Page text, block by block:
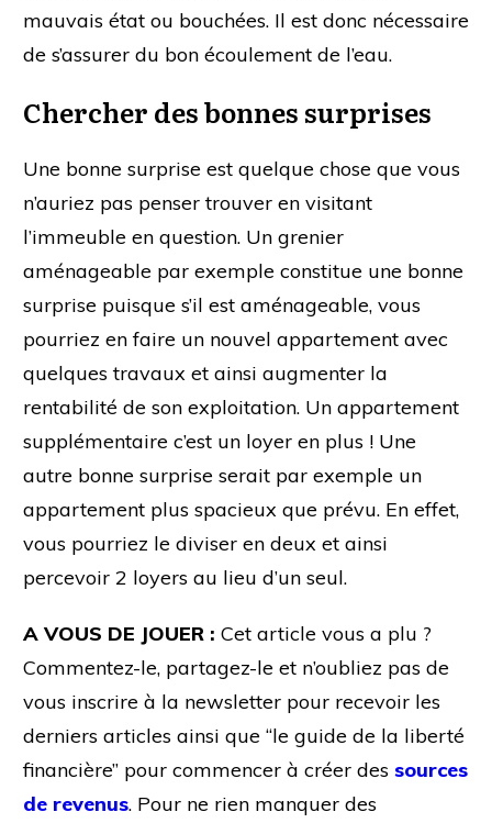
mauvais état ou bouchées. Il est donc nécessaire
de s’assurer du bon écoulement de l’eau.
Chercher des bonnes surprises
Une bonne surprise est quelque chose que vous
n’auriez pas penser trouver en visitant
l’immeuble en question. Un grenier
aménageable par exemple constitue une bonne
surprise puisque s’il est aménageable, vous
pourriez en faire un nouvel appartement avec
quelques travaux et ainsi augmenter la
rentabilité de son exploitation. Un appartement
supplémentaire c’est un loyer en plus ! Une
autre bonne surprise serait par exemple un
appartement plus spacieux que prévu. En effet,
vous pourriez le diviser en deux et ainsi
percevoir 2 loyers au lieu d’un seul.
A VOUS DE JOUER : Cet article vous a plu ?
Commentez-le, partagez-le et n’oubliez pas de
vous inscrire à la newsletter pour recevoir les
derniers articles ainsi que “le guide de la liberté
financière” pour commencer à créer des sources
de revenus. Pour ne rien manquer des